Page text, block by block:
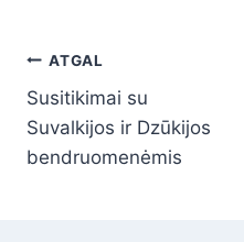
ATGAL
Susitikimai su
Suvalkijos ir Dzūkijos
bendruomenėmis